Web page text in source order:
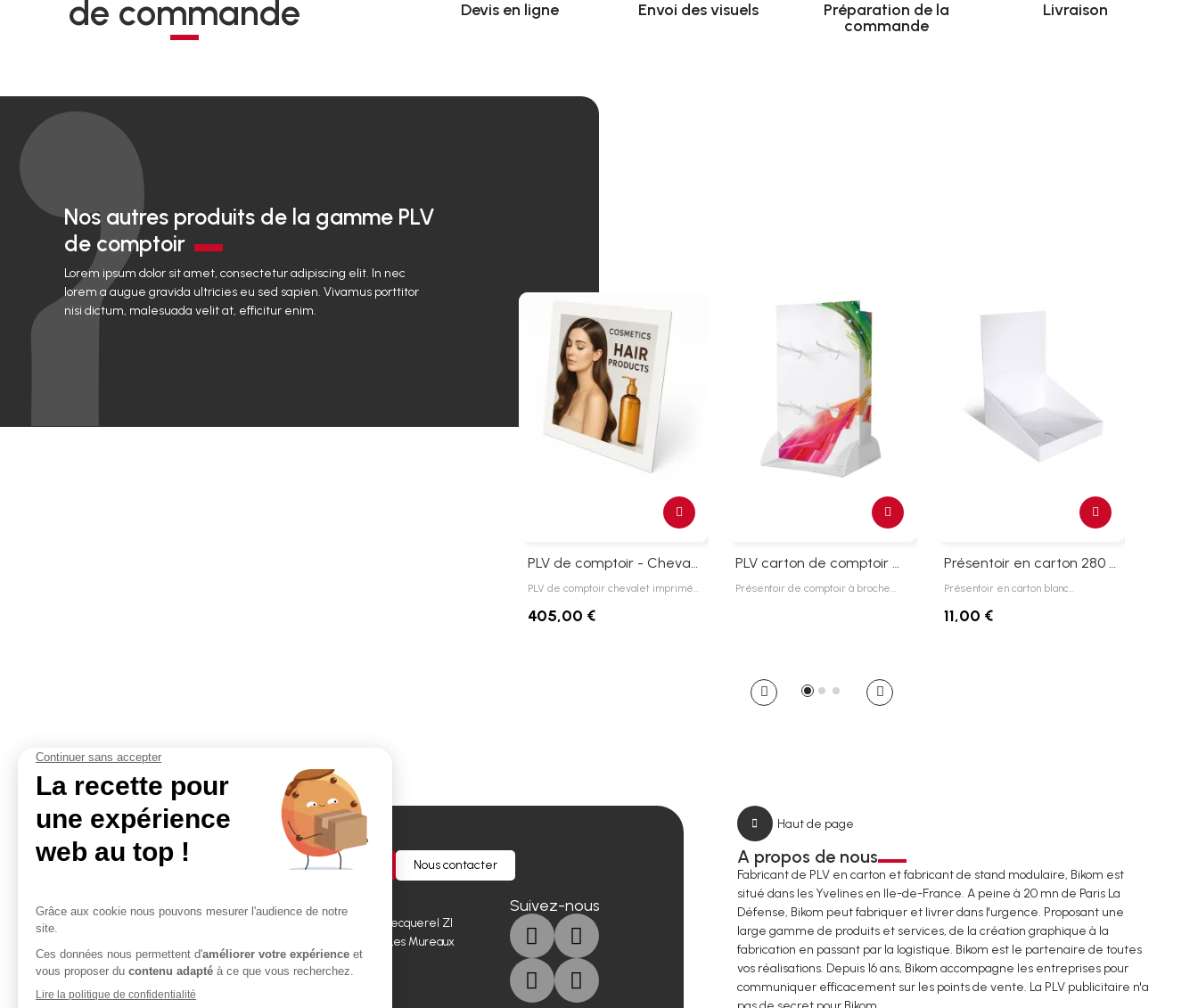
de commande
Devis en ligne Envoi des visuels
Préparation de la
commande
Livraison
Nos autres produits de la gamme PLV
de comptoir
Lorem ipsum dolor sit amet, consectetur adipiscing elit. In nec
lorem a augue gravida ultricies eu sed sapien. Vivamus porttitor
nisi dictum, malesuada velit at, efficitur enim.
PLV de comptoir - Chevalet carton plv - 21 x 21 cm
PLV de comptoir chevalet imprimé…
405,00 €
PLV carton de comptoir à broche
Présentoir de comptoir à broche…
Présentoir en carton 280 x 300 mm
Présentoir en carton blanc…
11,00 €
Demander un devis Nous contacter
Accès rapides
Portfolio
Blog
Contact
Bikom Shop, 26 rue becquerel ZI
des Garennes 78130 Les Mureaux
01 30 99 75 64
Suivez-nous
Haut de page
A propos de nous
Fabricant de PLV en carton et fabricant de stand modulaire, Bikom est
situé dans les Yvelines en Ile-de-France. A peine à 20 mn de Paris La
Défense, Bikom peut fabriquer et livrer dans l'urgence. Proposant une
large gamme de produits et services, de la création graphique à la
fabrication en passant par la logistique. Bikom est le partenaire de toutes
vos réalisations. Depuis 16 ans, Bikom accompagne les entreprises pour
communiquer efficacement sur les points de vente. La PLV publicitaire n'a